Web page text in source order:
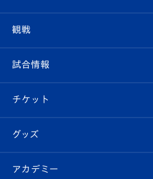
クラブ
試合情報
チケット
イベント
クラブ概要
エンブレム紹介
スタッフプロフィール
観戦
観戦ルール
はじめての観戦ガイド
Revive Team
試合情報
試合日程/結果
フォトギャラリー
チケット
チケット
グッズ
オンラインショップ
アカデミー